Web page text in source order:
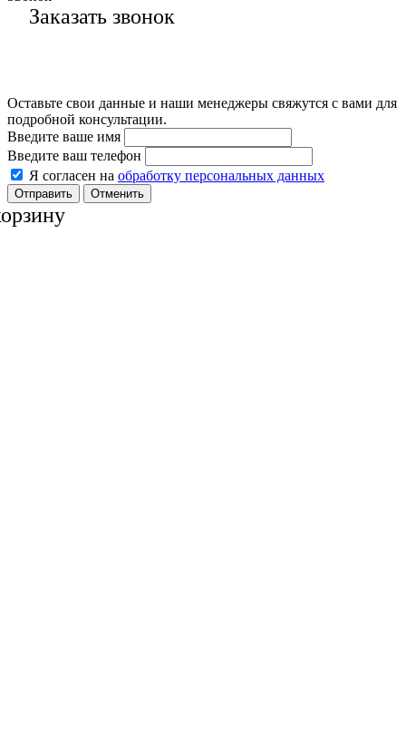
Заказать звонок
Оставьте свои данные и наши менеджеры свяжутся с вами для
подробной консультации.
Введите ваше имя
Введите ваш телефон
Я согласен на обработку персональных данных
Отменить